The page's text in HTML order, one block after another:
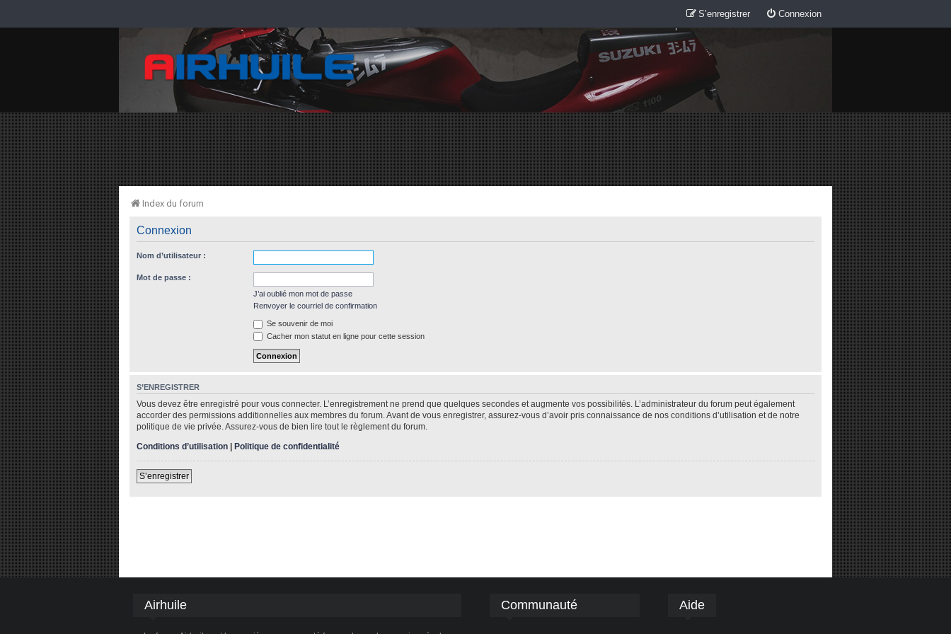
Connexion
S’enregistrer
Index du forum
Connexion
Nom d’utilisateur :
Mot de passe :
J’ai oublié mon mot de passe
Renvoyer le courriel de confirmation
Se souvenir de moi
Cacher mon statut en ligne pour cette session
S’ENREGISTRER
Vous devez être enregistré pour vous connecter. L’enregistrement ne prend que quelques secondes et augmente vos possibilités. L’administrateur du forum peut également
accorder des permissions additionnelles aux membres du forum. Avant de vous enregistrer, assurez-vous d’avoir pris connaissance de nos conditions d’utilisation et de notre
politique de vie privée. Assurez-vous de bien lire tout le règlement du forum.
Conditions d’utilisation | Politique de confidentialité
S’enregistrer
Airhuile Communauté Aide